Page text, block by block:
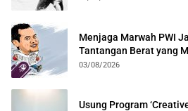
Menjaga Marwah PWI
Tantangan Berat yang
Lintas Generasi
03/08/2026
Usung Program